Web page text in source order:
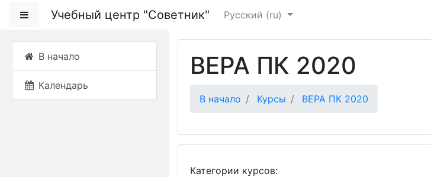
Боковая панель
Учебный центр "Советник" Русский ‎(ru)‎
ВЕРА ПК 2020
В начало Курсы ВЕРА ПК 2020
Категории курсов:
В начало
Календарь